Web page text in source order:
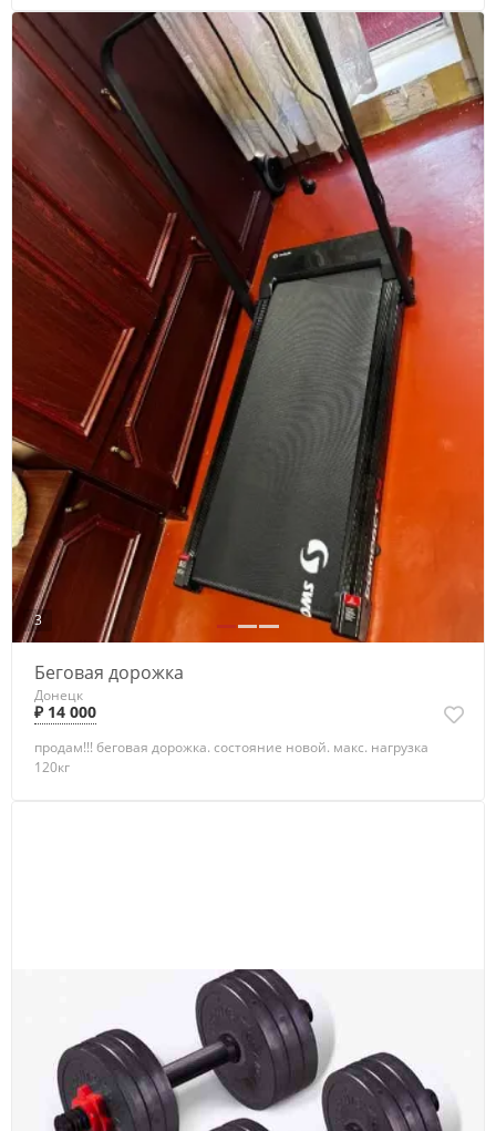
3
Беговая дорожка
Донецк
₽ 14 000
продам!!! беговая дорожка. состояние новой. макс. нагрузка
120кг